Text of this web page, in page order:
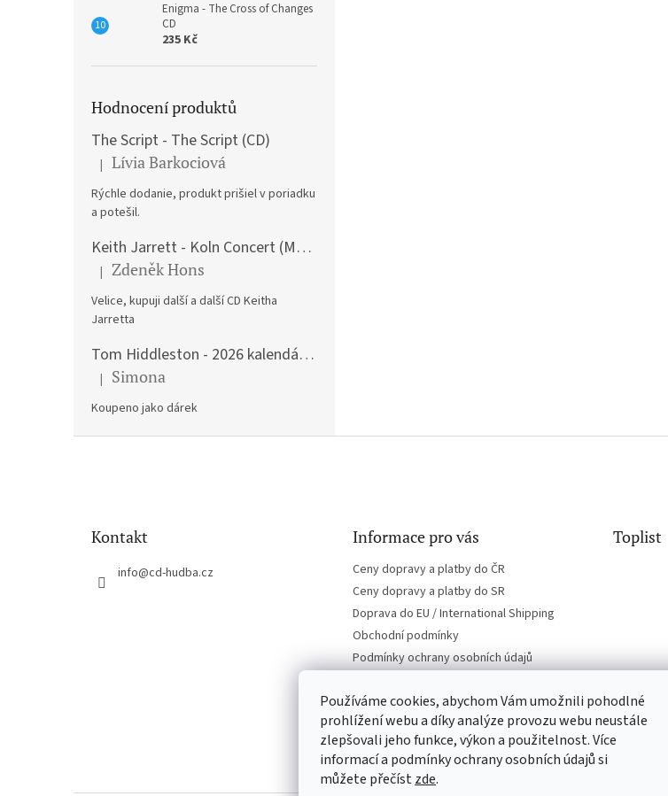
Používáme cookies, abychom Vám umožnili pohodlné
prohlížení webu a díky analýze provozu webu neustále
zlepšovali jeho funkce, výkon a použitelnost. Více
informací a podmínky ochrany osobních údajů si
můžete přečístzde.
Enigma - The Cross of Changes
CD
235 Kč
Hodnocení produktů
The Script - The Script (CD)
Hodnocení produktu je 5 z 5 hvězdiček.
| Lívia Barkociová
Rýchle dodanie, produkt prišiel v poriadku
a potešil.
Keith Jarrett - Koln Concert (Music CD)
Hodnocení produktu je 5 z 5 hvězdiček.
| Zdeněk Hons
Velice, kupuji další a další CD Keitha
Jarretta
Tom Hiddleston - 2026 kalendář A3
Hodnocení produktu je 5 z 5 hvězdiček.
| Simona
Koupeno jako dárek
Kontakt
info@cd-hudba.cz
Informace pro vás
Ceny dopravy a platby do ČR
Ceny dopravy a platby do SR
Doprava do EU / International Shipping
Obchodní podmínky
Podmínky ochrany osobních údajů
Toplist
EN-filmy.cz CD-Soundtrack.cz